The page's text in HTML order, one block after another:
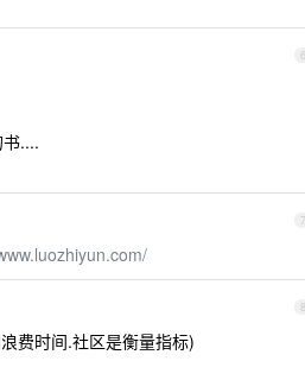
6
....
7
8
费时间.社区是衡量指标)